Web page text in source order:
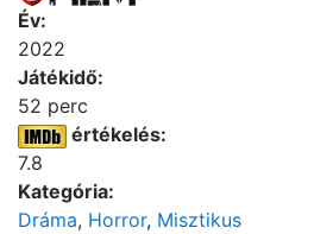
Év:
2022
Játékidő:
52 perc
értékelés:
7.8
Kategória:
Dráma, Horror, Misztikus